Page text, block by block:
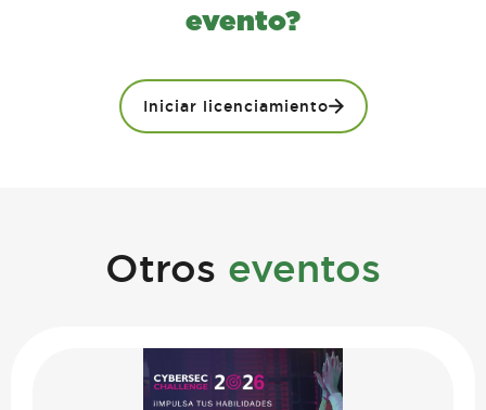
evento?
Iniciar licenciamiento
Otros eventos